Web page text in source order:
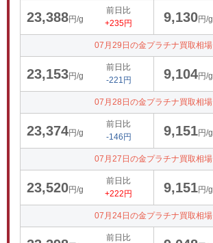
23,388円/g
前日比
+235円
9,130円/g
07月29日の金プラチナ買取相場
23,153円/g
前日比
-221円
9,104円/g
07月28日の金プラチナ買取相場
23,374円/g
前日比
-146円
9,151円/g
07月27日の金プラチナ買取相場
23,520円/g
前日比
+222円
9,151円/g
07月24日の金プラチナ買取相場
前日比